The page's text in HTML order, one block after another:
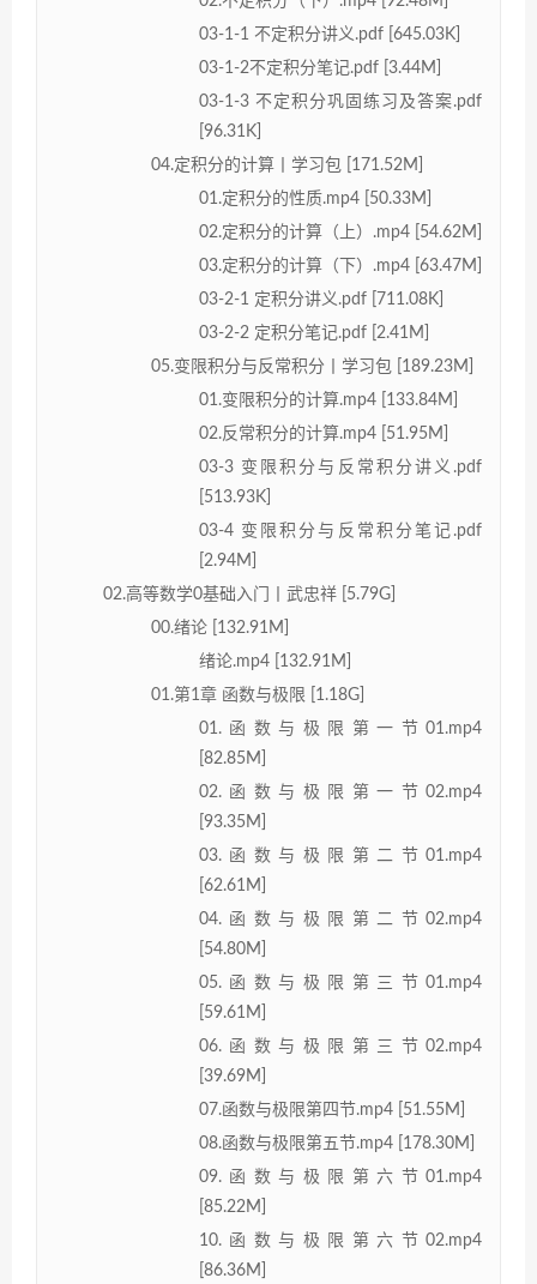
03-1-1 不定积分讲义.pdf [645.03K]
03-1-2不定积分笔记.pdf [3.44M]
03-1-3 不定积分巩固练习及答案.pdf
[96.31K]
04.定积分的计算丨学习包 [171.52M]
01.定积分的性质.mp4 [50.33M]
02.定积分的计算（上）.mp4 [54.62M]
03.定积分的计算（下）.mp4 [63.47M]
03-2-1 定积分讲义.pdf [711.08K]
03-2-2 定积分笔记.pdf [2.41M]
05.变限积分与反常积分丨学习包 [189.23M]
01.变限积分的计算.mp4 [133.84M]
02.反常积分的计算.mp4 [51.95M]
03-3 变限积分与反常积分讲义.pdf
[513.93K]
03-4 变限积分与反常积分笔记.pdf
[2.94M]
02.高等数学0基础入门丨武忠祥 [5.79G]
00.绪论 [132.91M]
绪论.mp4 [132.91M]
01.第1章 函数与极限 [1.18G]
01.函数与极限第一节01.mp4
[82.85M]
02.函数与极限第一节02.mp4
[93.35M]
03.函数与极限第二节01.mp4
[62.61M]
04.函数与极限第二节02.mp4
[54.80M]
05.函数与极限第三节01.mp4
[59.61M]
06.函数与极限第三节02.mp4
[39.69M]
07.函数与极限第四节.mp4 [51.55M]
08.函数与极限第五节.mp4 [178.30M]
09.函数与极限第六节01.mp4
[85.22M]
10.函数与极限第六节02.mp4
[86.36M]